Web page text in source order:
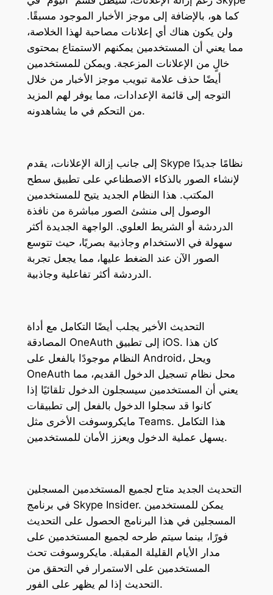
كما هو، بالإضافة إلى موجز الأخبار الموجود مسبقًا.
ولن يكون هناك أي إعلانات مصاحبة لهذا الخلاصة،
مما يعني أن المستخدمين يمكنهم الاستمتاع بمحتوى
خالٍ من الإعلانات المزعجة. ويمكن للمستخدمين
أيضًا حذف علامة تبويب موجز الأخبار من خلال
التوجه إلى قائمة الإعدادات، مما يوفر لهم المزيد
من التحكم في ما يشاهدونه.
إلى جانب إزالة الإعلانات، يقدم Skype نظامًا جديدًا
لإنشاء الصور بالذكاء الاصطناعي على تطبيق سطح
المكتب. هذا النظام الجديد يتيح للمستخدمين
الوصول إلى منشئ الصور مباشرة من نافذة
الدردشة أو الشريط العلوي. الواجهة الجديدة أكثر
سهولة في الاستخدام وجاذبية بصريًا، حيث تتوسع
الصور الآن عند الضغط عليها، مما يجعل تجربة
الدردشة أكثر تفاعلية وجاذبية.
التحديث الأخير يجلب أيضًا التكامل مع أداة
المصادقة OneAuth إلى تطبيق iOS. كان هذا
النظام موجودًا بالفعل على Android، ويحل
OneAuth محل نظام تسجيل الدخول القديم، مما
يعني أن المستخدمين سيسجلون الدخول تلقائيًا إذا
كانوا قد سجلوا الدخول بالفعل إلى تطبيقات
مايكروسوفت الأخرى مثل Teams. هذا التكامل
يسهل عملية الدخول ويعزز الأمان للمستخدمين.
التحديث الجديد متاح لجميع المستخدمين المسجلين
في برنامج Skype Insider. يمكن للمستخدمين
المسجلين في هذا البرنامج الحصول على التحديث
فورًا، بينما سيتم طرحه لجميع المستخدمين على
مدار الأيام القليلة المقبلة. مايكروسوفت تحث
المستخدمين على الاستمرار في التحقق من
التحديث إذا لم يظهر على الفور.